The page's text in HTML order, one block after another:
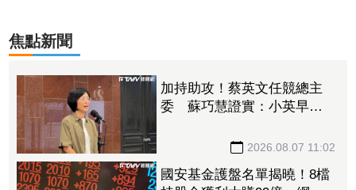
焦點新聞
加持助攻！蔡英文任競總主
委 蘇巧慧證實：小英早已
2026.08.07 11:02
國安基金護盤名單揭曉！8檔